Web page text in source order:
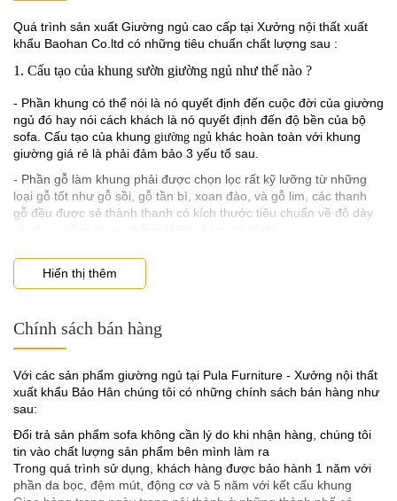
Bọc đệm dày êm ái
cảm giác thoải mái và êm ái nhất cho người dùng. Phần đệm làm
từ sợi cao cấp, không bị xù vải hay dễ bung, đứt chỉ. Đây là mẫu
một không gian phòng ngủ hiện đại.
Quá trình sản xuất Giường ngủ cao cấp tại Xưởng nội thất xuất
khẩu Baohan Co.ltd có những tiêu chuẩn chất lượng sau :
1. Cấu tạo của khung sườn giường ngủ như thế nào ?
- Phần khung có thể nói là nó quyết định đến cuộc đời của giường
ngủ đó hay nói cách khách là nó quyết định đến độ bền của bộ
sofa. Cấu tạo của khung giường ngủ khác hoàn toàn với khung
giường giá rẻ là phải đảm bảo 3 yếu tố sau.
- Phần gỗ làm khung phải được chọn lọc rất kỹ lưỡng từ những
loại gỗ tốt như gỗ sồi, gỗ tần bì, xoan đào, và gỗ lim, các thanh
gỗ đều được sẻ thành thanh có kích thước tiêu chuẩn về độ dày
- Phần giát giường là gỗ sồi dày bản, không cong vênh mối mọt
2. Chất lượng đệm mút giường ngủ phải có độ dày và đàn hồi tốt
không bạn hãy kiểm tra ngay tại chỗ bán hàng. Đối với dòng đệm
mút tốt thì độ dày của nó phải đạt 5cm tối thiểu theo tiêu chuẩn
- Hiện nay mút tốt để dùng cho giường ngủ bọc đệm là D40 loại
này có độ co dãn và độ đàn hồi tốt cũng như độ dày đúng tiêu
K35, hoặc thấp hơn.
3. Chất liệu bọc giường ngủ cao cấp phải được nhập khẩu
Hiển thị thêm
Chính sách bán hàng
Với các sản phẩm giường ngủ tại Pula Furniture - Xưởng nội thất
xuất khẩu Bảo Hân chúng tôi có những chính sách bán hàng như
sau:
Đổi trả sản phẩm sofa không cần lý do khi nhận hàng, chúng tôi
tin vào chất lượng sản phẩm bên mình làm ra
Trong quá trình sử dụng, khách hàng được bảo hành 1 năm với
phần da bọc, đệm mút, động cơ và 5 năm với kết cấu khung